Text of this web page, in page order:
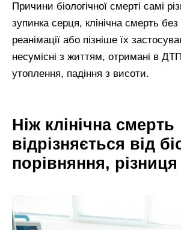
Причини біологічної смерті самі
зупинка серця, клінічна смерть
реанімації або пізніше їх
несумісні з життям, отримані в
утоплення, падіння з висоти.
Ніж клінічна смерть
відрізняється від
порівняння, різниця